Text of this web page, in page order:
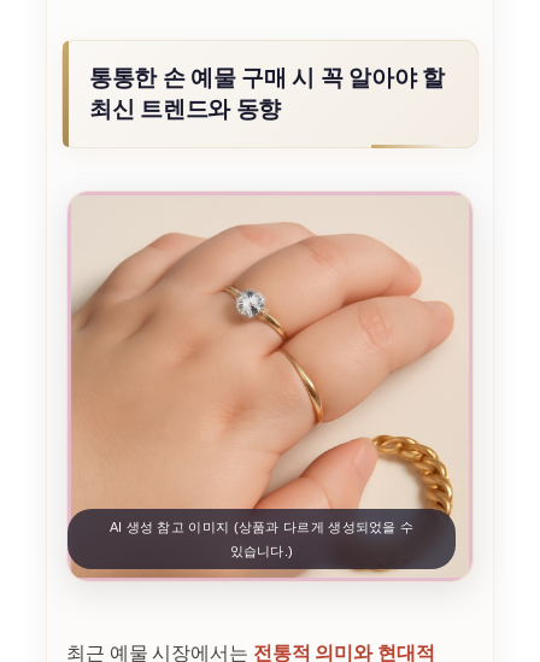
통통한 손 예물 구매 시 꼭 알아야 할
최신 트렌드와 동향
AI 생성 참고 이미지 (상품과 다르게 생성되었을 수
있습니다.)
최근 예물 시장에서는 전통적 의미와 현대적